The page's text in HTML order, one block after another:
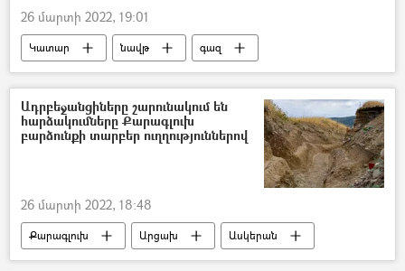
26 մարտի 2022, 19:01
Կատար նավթ
գազ
Ռուսաստան
պատժամիջոցներ
Ադրբեջանցիները շարունակում են
հարձակումները Քարագլուխ
բարձունքի տարբեր ուղղություններով
26 մարտի 2022, 18:48
Քարագլուխ Արցախ
Ասկերան
հայ-ադրբեջանական
ադրբեջանցի